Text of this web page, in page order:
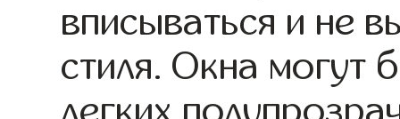
вписываться и не
стиля. Окна могут
легких